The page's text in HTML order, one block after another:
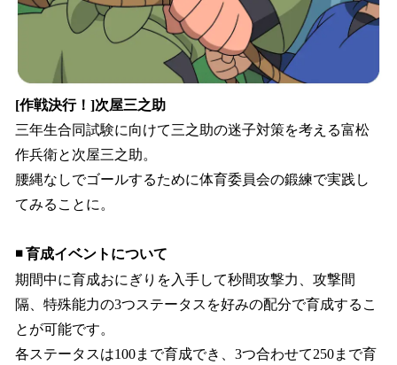
[作戦決行！]次屋三之助
三年生合同試験に向けて三之助の迷子対策を考える富松
作兵衛と次屋三之助。
腰縄なしでゴールするために体育委員会の鍛練で実践し
てみることに。
◾️ 育成イベントについて
期間中に育成おにぎりを入手して秒間攻撃力、攻撃間
隔、特殊能力の3つステータスを好みの配分で育成するこ
とが可能です。
各ステータスは100まで育成でき、3つ合わせて250まで育